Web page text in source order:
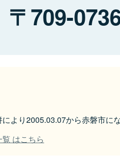
709-
より2005.03.07から赤磐市に
はこちら